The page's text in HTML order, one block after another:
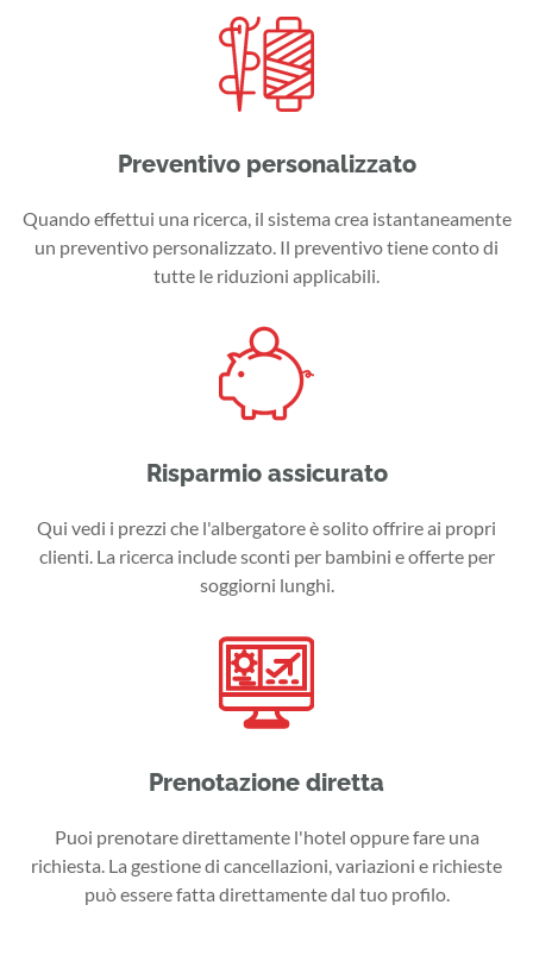
Preventivo personalizzato
Quando effettui una ricerca, il sistema crea istantaneamente
un preventivo personalizzato. Il preventivo tiene conto di
tutte le riduzioni applicabili.
Risparmio assicurato
Qui vedi i prezzi che l'albergatore è solito offrire ai propri
clienti. La ricerca include sconti per bambini e offerte per
soggiorni lunghi.
Prenotazione diretta
Puoi prenotare direttamente l'hotel oppure fare una
richiesta. La gestione di cancellazioni, variazioni e richieste
può essere fatta direttamente dal tuo profilo.